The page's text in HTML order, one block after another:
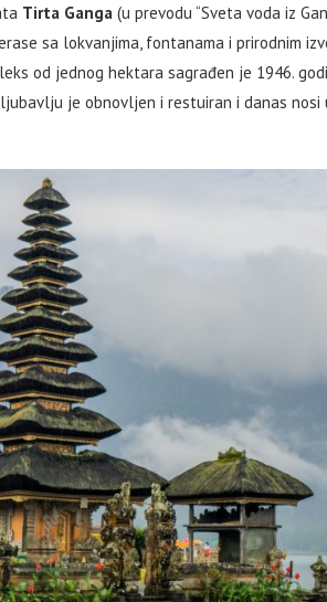
Tirta Ganga (u prevodu “Sveta voda iz
sa lokvanjima, fontanama i prirodnim
od jednog hektara sagrađen je 1946.
je obnovljen i restuiran i danas